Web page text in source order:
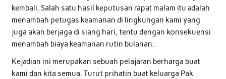
kembali. Salah satu hasil keputusan rapat malam itu adalah
menambah petugas keamanan di lingkungan kami yang
juga akan berjaga di siang hari, tentu dengan konsekuensi
menambah biaya keamanan rutin bulanan.
Kejadian ini merupakan sebuah pelajaran berharga buat
kami dan kita semua. Turut prihatin buat keluarga Pak